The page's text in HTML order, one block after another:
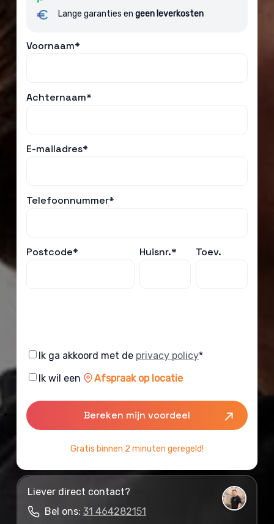
Lange garanties engeen leverkosten
Voornaam*
Achternaam*
E-mailadres*
Telefoonnummer*
Postcode* Huisnr.* Toev.
Consent
Ik ga akkoord met de privacy policy*
Consent
Ik wil een Afspraak op locatie
Gratis binnen 2 minuten geregeld!
Liever direct contact?
Bel ons:31 464282151